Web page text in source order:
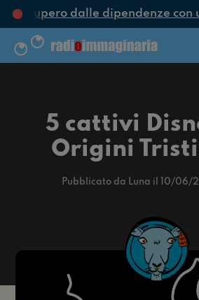
dalle dipendenze con
5 cattivi
Origini
Pubblicato da Luna il 10/06/